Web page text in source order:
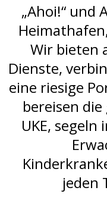
„Ahoi!“ und
Wir bieten
Dienste,
eine riesige
bereisen
UKE,
jeden